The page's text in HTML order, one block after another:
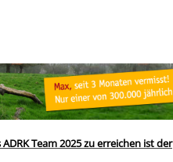
Team 2025 zu erreichen ist der